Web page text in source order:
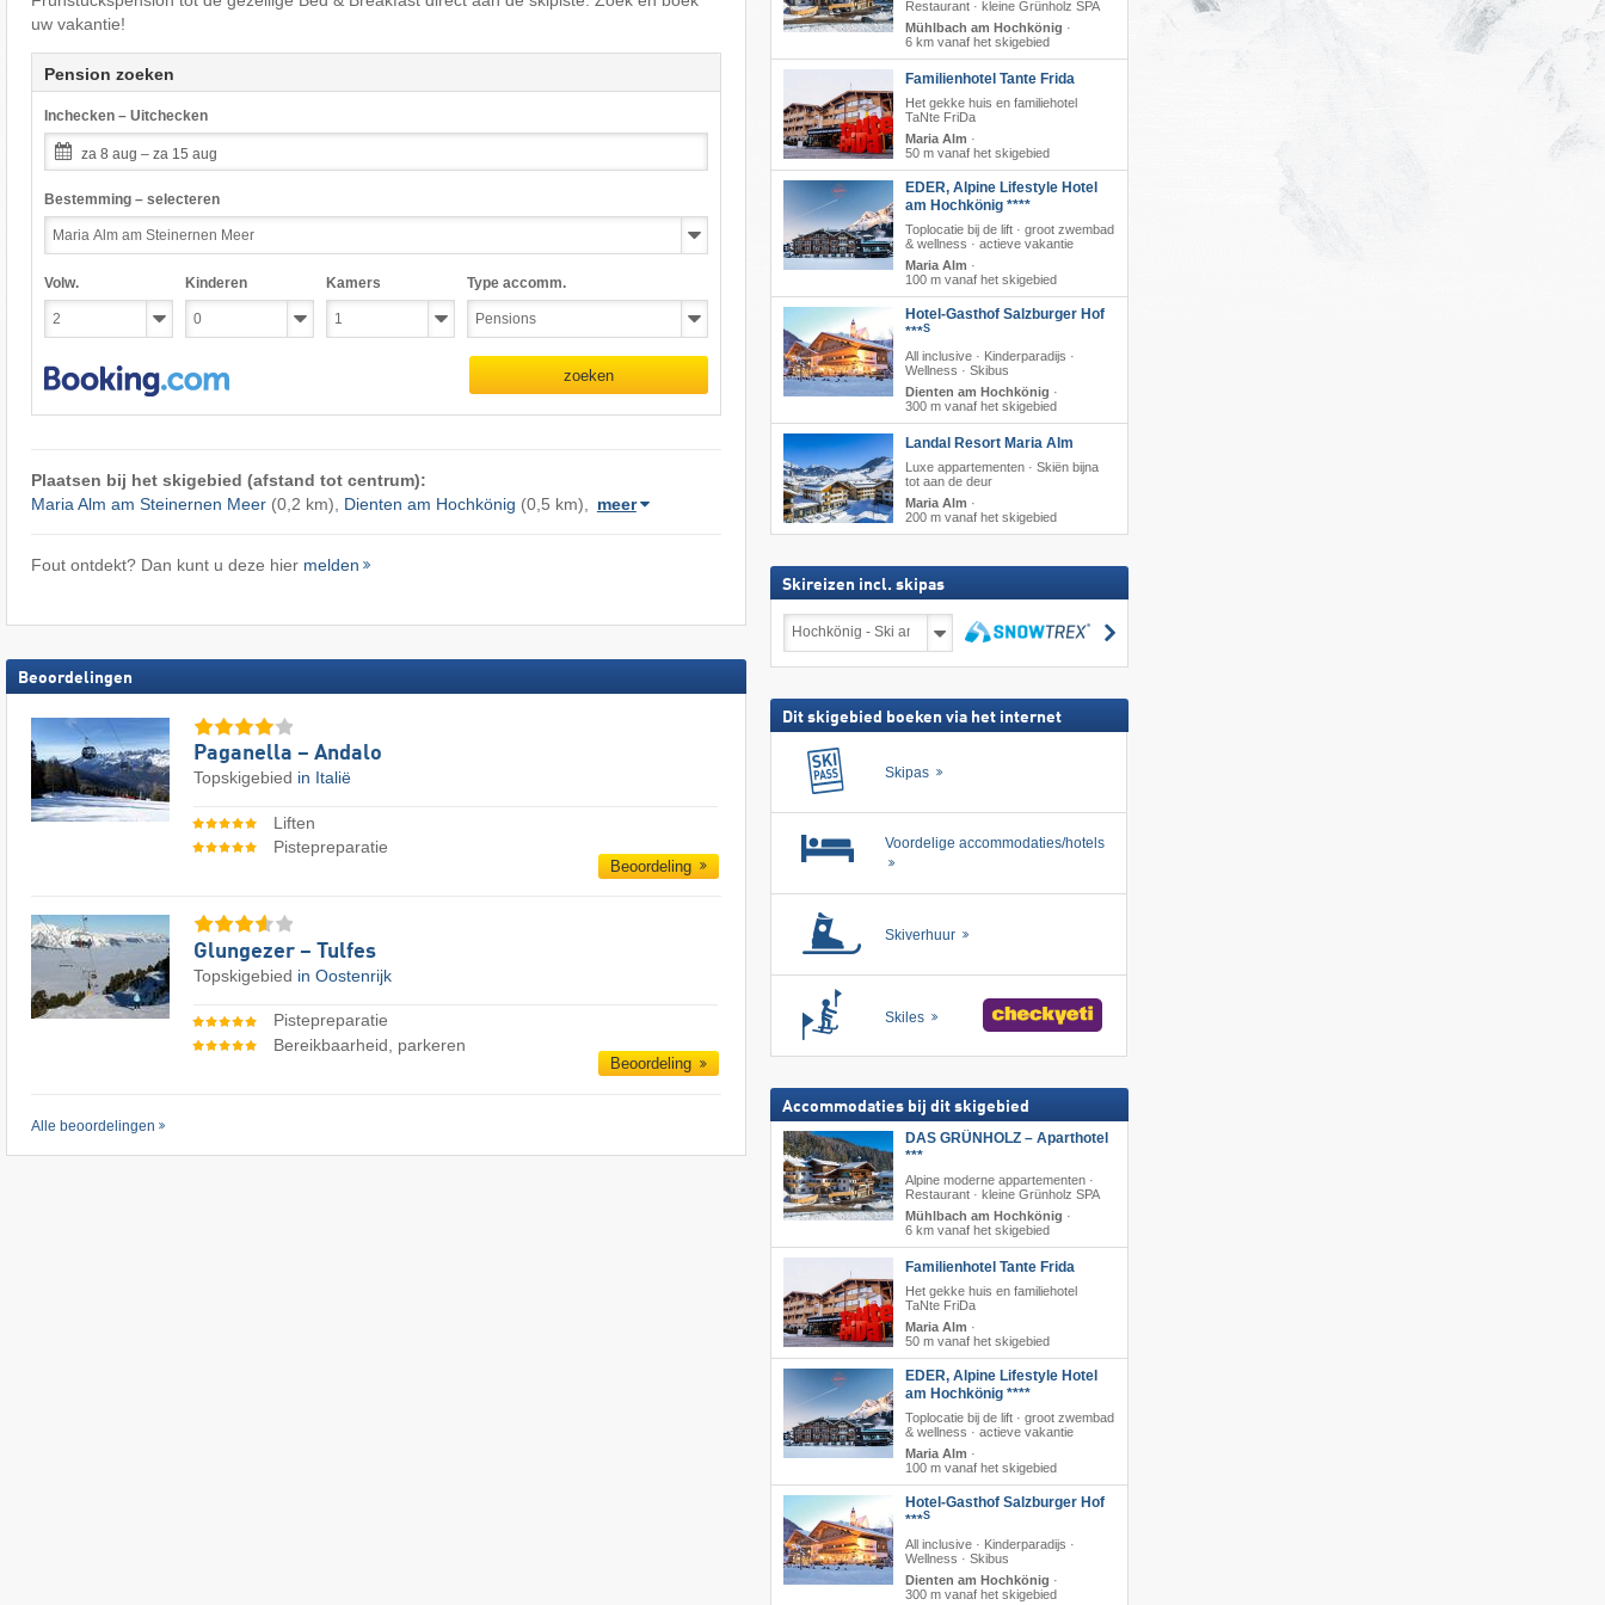
uw vakantie!
Pension zoeken
Inchecken – Uitchecken
za 8 aug – za 15 aug
Bestemming – selecteren
Volw. Kinderen Kamers Type accomm.
zoeken
Plaatsen bij het skigebied (afstand tot centrum):
Maria Alm am Steinernen Meer(0,2 km), Dienten am Hochkönig (0,5 km), meer
Fout ontdekt? Dan kunt u deze hier melden
Beoordelingen
Paganella – Andalo
Topskigebied in Italië
Liften
Pistepreparatie
Beoordeling
Glungezer – Tulfes
Topskigebied in Oostenrijk
Pistepreparatie
Bereikbaarheid, parkeren
Beoordeling
Alle beoordelingen
Restaurant · kleine Grünholz SPA
Mühlbach am Hochkönig ·
6 km vanaf het skigebied
Familienhotel Tante Frida
Het gekke huis en familiehotel
TaNte FriDa
Maria Alm ·
50 m vanaf het skigebied
EDER, Alpine Lifestyle Hotel
am Hochkönig ****
Toplocatie bij de lift · groot zwembad
& wellness · actieve vakantie
Maria Alm ·
100 m vanaf het skigebied
Hotel-Gasthof Salzburger Hof
***S
All inclusive · Kinderparadijs ·
Wellness · Skibus
Dienten am Hochkönig ·
300 m vanaf het skigebied
Landal Resort Maria Alm
Luxe appartementen · Skiën bijna
tot aan de deur
Maria Alm ·
200 m vanaf het skigebied
Skireizen incl. skipas
incl.
zoeken
Dit skigebied boeken via het internet
Skipas
Voordelige accommodaties/hotels
Skiverhuur
Skiles
Accommodaties bij dit skigebied
DAS GRÜNHOLZ – Aparthotel
***
Alpine moderne appartementen ·
Restaurant · kleine Grünholz SPA
Mühlbach am Hochkönig ·
6 km vanaf het skigebied
Familienhotel Tante Frida
Het gekke huis en familiehotel
TaNte FriDa
Maria Alm ·
50 m vanaf het skigebied
EDER, Alpine Lifestyle Hotel
am Hochkönig ****
Toplocatie bij de lift · groot zwembad
& wellness · actieve vakantie
Maria Alm ·
100 m vanaf het skigebied
Hotel-Gasthof Salzburger Hof
***S
All inclusive · Kinderparadijs ·
Wellness · Skibus
Dienten am Hochkönig ·
300 m vanaf het skigebied